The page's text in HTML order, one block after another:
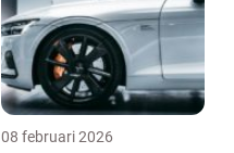
08 februari 2026